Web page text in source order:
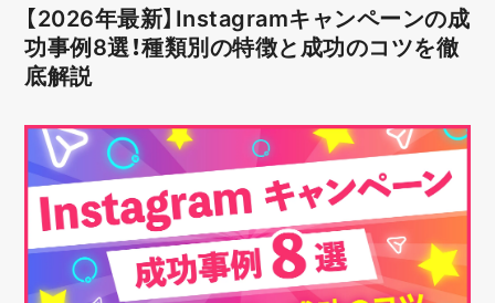
【2026年最新】Instagramキャンペーンの成
功事例8選！種類別の特徴と成功のコツを徹
底解説